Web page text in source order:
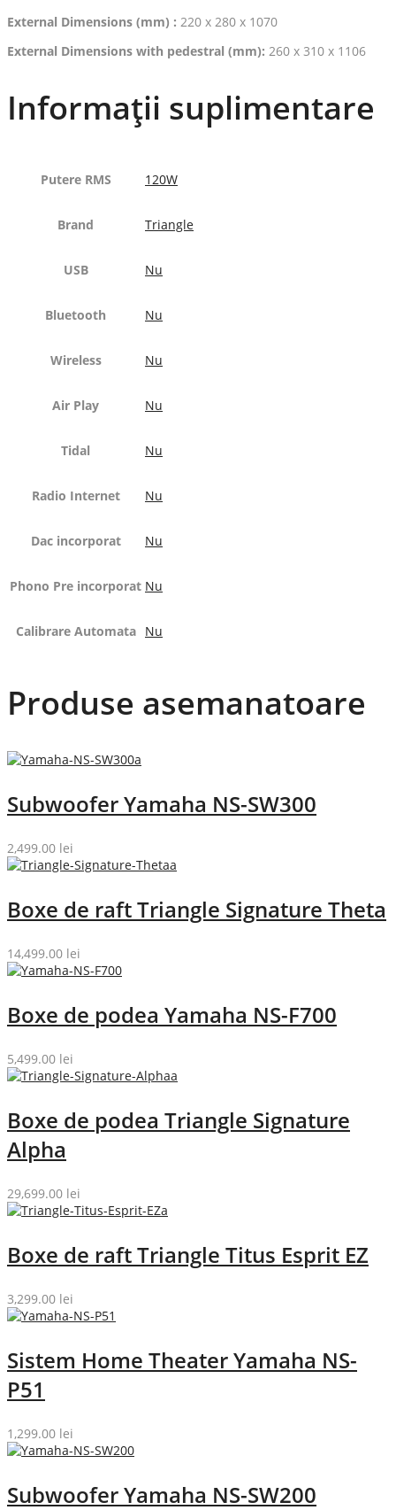
External Dimensions (mm) : 220 x 280 x 1070
External Dimensions with pedestral (mm): 260 x 310 x 1106
Informații suplimentare
Putere RMS 120W
Brand Triangle
USB Nu
Bluetooth Nu
Wireless Nu
Air Play Nu
Tidal Nu
Radio Internet Nu
Dac incorporat Nu
Phono Pre incorporat Nu
Calibrare Automata Nu
Produse asemanatoare
Subwoofer Yamaha NS-SW300
2,499.00 lei
Boxe de raft Triangle Signature Theta
14,499.00 lei
Boxe de podea Yamaha NS-F700
5,499.00 lei
Boxe de podea Triangle Signature
Alpha
29,699.00 lei
Boxe de raft Triangle Titus Esprit EZ
3,299.00 lei
Sistem Home Theater Yamaha NS-
P51
1,299.00 lei
Subwoofer Yamaha NS-SW200